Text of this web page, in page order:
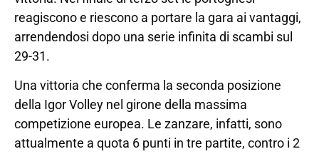
reagiscono e riescono a portare la gara ai vantaggi,
arrendendosi dopo una serie infinita di scambi sul
29-31.
Una vittoria che conferma la seconda posizione
della Igor Volley nel girone della massima
competizione europea. Le zanzare, infatti, sono
attualmente a quota 6 punti in tre partite, contro i 2